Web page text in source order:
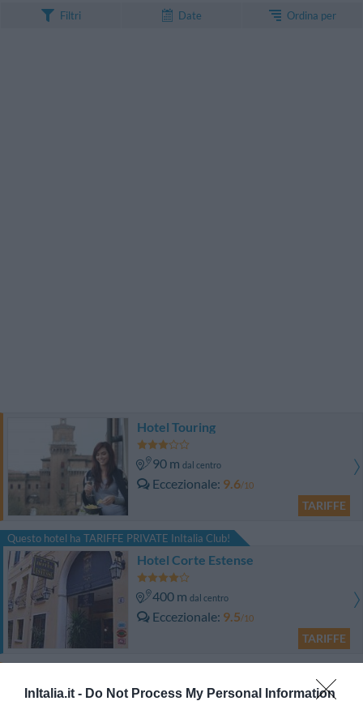
InItalia.it - Do Not Process My Personal Information
Filtri Date Ordina per
Hotel Touring
90 m dal centro
Eccezionale 9.6/10
TARIFFE
Questo hotel ha TARIFFE PRIVATE InItalia Club!
Hotel Corte Estense
400 m dal centro
Eccezionale 9.5/10
TARIFFE